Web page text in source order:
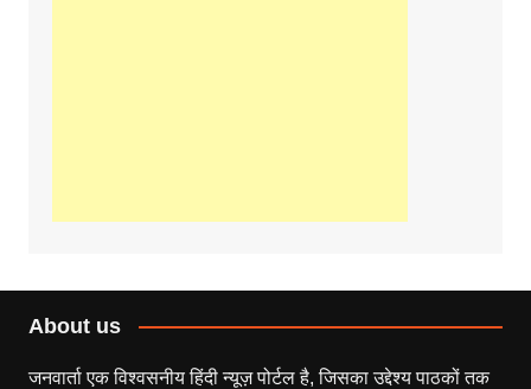
About us
जनवार्ता एक विश्वसनीय हिंदी न्यूज़ पोर्टल है, जिसका उद्देश्य पाठकों तक